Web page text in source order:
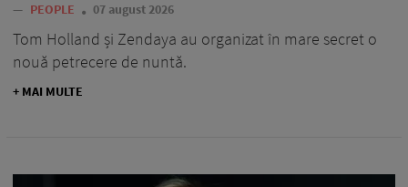
— PEOPLE 07 august 2026
Tom Holland și Zendaya au organizat în mare secret o
nouă petrecere de nuntă.
+ MAI MULTE